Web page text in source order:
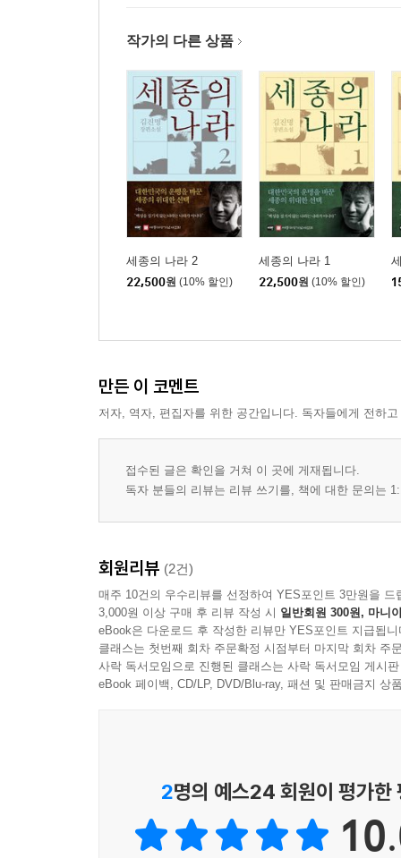
작가의 다른 상품
세종의 나라 2
22,500원 (10% 할인)
세종의 나라 1
22,500원 (10% 할인)
만든 이 코멘트
저자, 역자, 편집자를 위한 공간입니다. 독자들에게 전하
접수된 글은 확인을 거쳐 이 곳에 게재됩니다.
독자 분들의 리뷰는 리뷰 쓰기를, 책에 대한 문의는
회원리뷰 (2건)
매주 10건의 우수리뷰를 선정하여 YES포인트 3만원을 드
3,000원 이상 구매 후 리뷰 작성 시 일반회원 300원, 마니
eBook은 다운로드 후 작성한 리뷰만 YES포인트 지급됩니
클래스는 첫번째 회차 주문확정 시점부터 마지막 회차 주
사락 독서모임으로 진행된 클래스는 사락 독서모임 게시
eBook 페이백, CD/LP, DVD/Blu-ray, 패션 및 판매금지 상
2명의 예스24 회원이 평가한